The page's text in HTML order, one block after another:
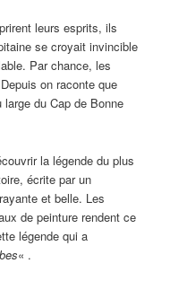
leurs esprits, ils
se croyait invincible
Par chance, les
on raconte que
du Cap de Bonne
la légende du plus
écrite par un
et belle. Les
de peinture rendent ce
légende qui a
« .